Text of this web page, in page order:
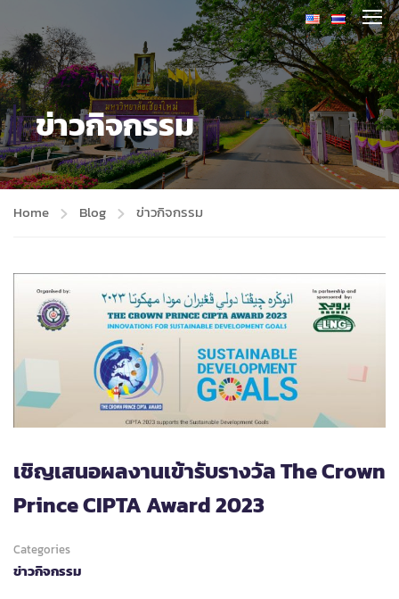
ข่าวกิจกรรม
Home Blog ข่าวกิจกรรม
เชิญเสนอผลงานเข้ารับรางวัล The Crown
Prince CIPTA Award 2023
Categories
ข่าวกิจกรรม